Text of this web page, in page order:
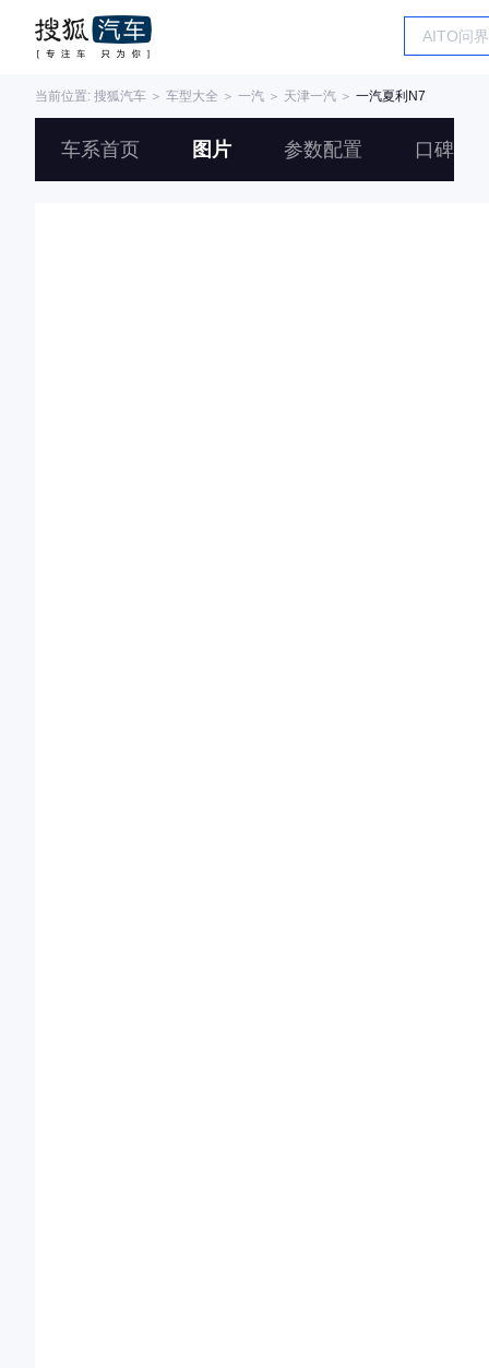
当前位置: 搜狐汽车 ＞ 车型大全 ＞ 一汽 ＞ 天津一汽 ＞ 一汽夏利N7
车系首页 图片 参数配置 口碑